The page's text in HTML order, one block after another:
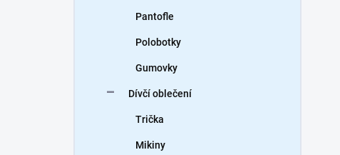
Pantofle
Polobotky
Gumovky
Dívčí oblečení
Trička
Mikiny